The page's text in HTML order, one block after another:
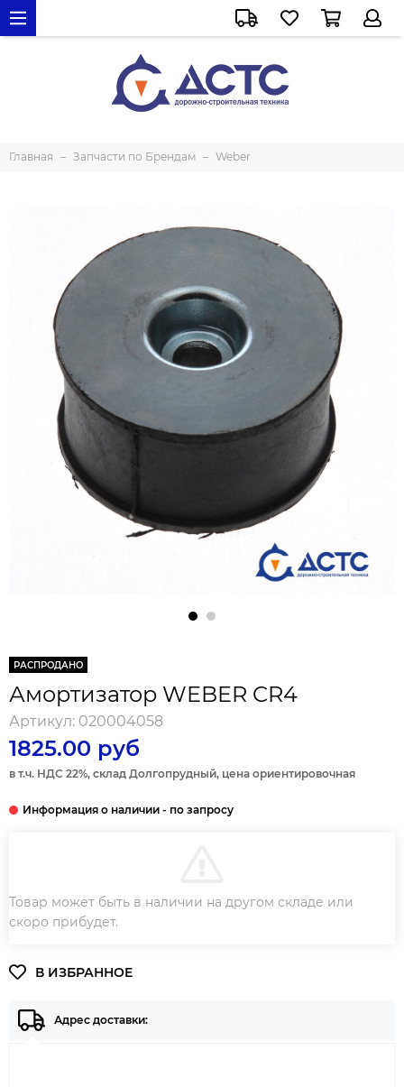
Главная Запчасти по Брендам Weber
РАСПРОДАНО
Амортизатор WEBER CR4
Артикул: 020004058
1825.00 руб
в т.ч. НДС 22%, склад Долгопрудный, цена ориентировочная
Товар может быть в наличии на другом складе или
скоро прибудет.
Адрес доставки: